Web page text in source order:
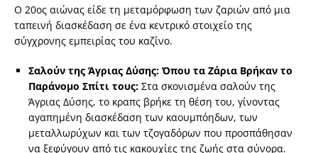
Ο 20ος αιώνας είδε τη μεταμόρφωση των ζαριών από μια
ταπεινή διασκέδαση σε ένα κεντρικό στοιχείο της
σύγχρονης εμπειρίας του καζίνο.
Σαλούν της Άγριας Δύσης: Όπου τα Ζάρια Βρήκαν το
Παράνομο Σπίτι τους: Στα σκονισμένα σαλούν της
Άγριας Δύσης, το κραπς βρήκε τη θέση του, γίνοντας
αγαπημένη διασκέδαση των καουμπόηδων, των
μεταλλωρύχων και των τζογαδόρων που προσπάθησαν
να ξεφύγουν από τις κακουχίες της ζωής στα σύνορα.